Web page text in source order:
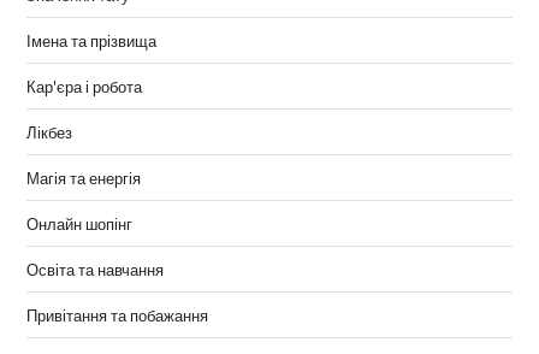
Імена та прізвища
Кар'єра і робота
Лікбез
Магія та енергія
Онлайн шопінг
Освіта та навчання
Привітання та побажання